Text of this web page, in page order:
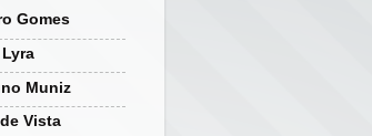
Gomes
Muniz
Vista